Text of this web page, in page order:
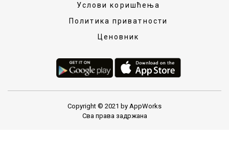
Услови коришћења
Политика приватности
Ценовник
Copyright © 2021 by AppWorks
Сва права задржана